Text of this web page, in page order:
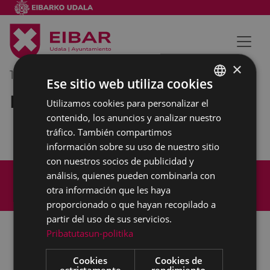
16/06/2022
Reunión externa
Aviso legal
Política de cookies
Accesibilidad
BASQUE
SPANISH
×
Ese sitio web utiliza cookies
Utilizamos cookies para personalizar el
contenido, los anuncios y analizar nuestro
tráfico. También compartimos
información sobre su uso de nuestro sitio
con nuestros socios de publicidad y
análisis, quienes pueden combinarla con
otra información que les haya
proporcionado o que hayan recopilado a
partir del uso de sus servicios.
Pribatutasun-politika
Cookies
Cookies de